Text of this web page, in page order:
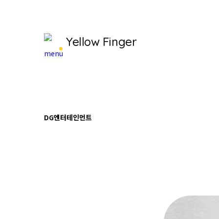
Yellow Finger
DG엔터테인먼트